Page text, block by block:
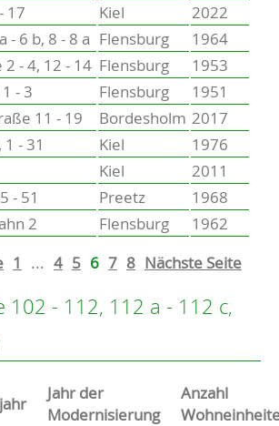
17
Kiel
2022
- 6 b, 8 - 8 a Flensburg
1964
- 4, 12 - 14 Flensburg
1953
- 3
Flensburg
1951
11 - 19
Bordesholm 2017
- 31
Kiel
1976
Kiel
2011
- 51
Preetz
1968
2
Flensburg
1962
1 ... 4 5 6 7 8 Nächste Seite
102 - 112, 112 a - 112 c,
Jahr der
Modernisierung
Anzahl